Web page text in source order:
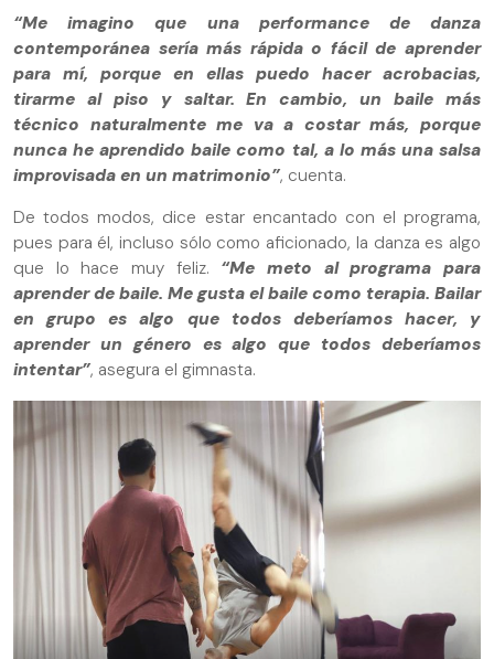
“Me imagino que una performance de danza
contemporánea sería más rápida o fácil de aprender
para mí, porque en ellas puedo hacer acrobacias,
tirarme al piso y saltar. En cambio, un baile más
técnico naturalmente me va a costar más, porque
nunca he aprendido baile como tal, a lo más una salsa
improvisada en un matrimonio”, cuenta.
De todos modos, dice estar encantado con el programa,
pues para él, incluso sólo como aficionado, la danza es algo
que lo hace muy feliz. “Me meto al programa para
aprender de baile. Me gusta el baile como terapia. Bailar
en grupo es algo que todos deberíamos hacer, y
aprender un género es algo que todos deberíamos
intentar”, asegura el gimnasta.